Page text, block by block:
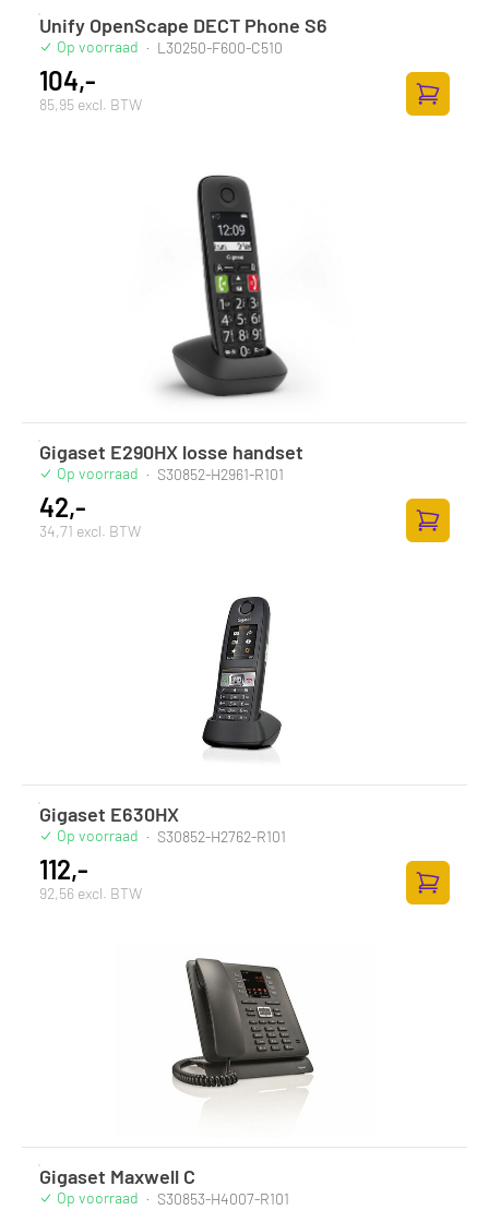
Unify OpenScape DECT Phone S6
Op voorraad · L30250-F600-C510
104,-
85,95 excl. BTW
Gigaset E290HX losse handset
Op voorraad · S30852-H2961-R101
42,-
34,71 excl. BTW
Gigaset E630HX
Op voorraad · S30852-H2762-R101
112,-
92,56 excl. BTW
Gigaset Maxwell C
Op voorraad · S30853-H4007-R101